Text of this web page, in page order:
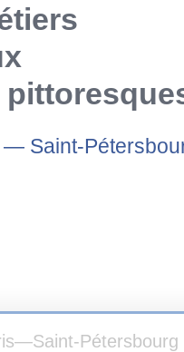
— Saint-
Pétersbourg